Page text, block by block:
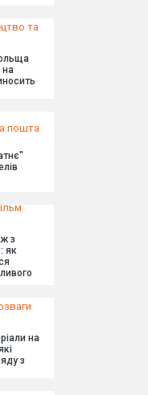
та
на
пошта
з
як
на
з